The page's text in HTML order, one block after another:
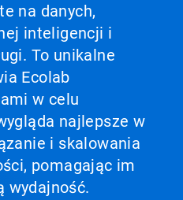
na danych,
inteligencji i
To unikalne
Ecolab
w celu
najlepsze w
i skalowania
pomagając im
wydajność.